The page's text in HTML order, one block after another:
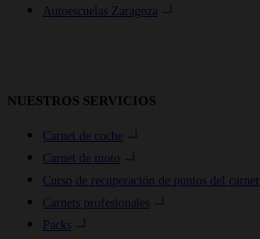
Autoescuelas Zaragoza
NUESTROS SERVICIOS
Carnet de coche
Carnet de moto
Curso de recuperación de puntos del carnet
Carnets profesionales
Packs